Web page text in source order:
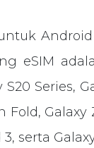
eSIM
Series,
Fold, Galaxy
serta